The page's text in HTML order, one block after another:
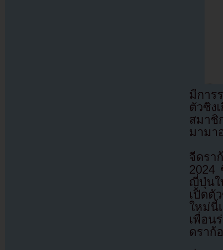
มีการ
ตัวซิง
สมาชิ
มามา
จีดรา
2024
ญี่ปุ่นใ
เปิดตั
ใหม่นี้
เพื่อน
ดราก้